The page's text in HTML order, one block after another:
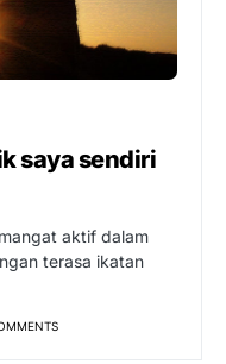
saya sendiri
aktif dalam
terasa ikatan